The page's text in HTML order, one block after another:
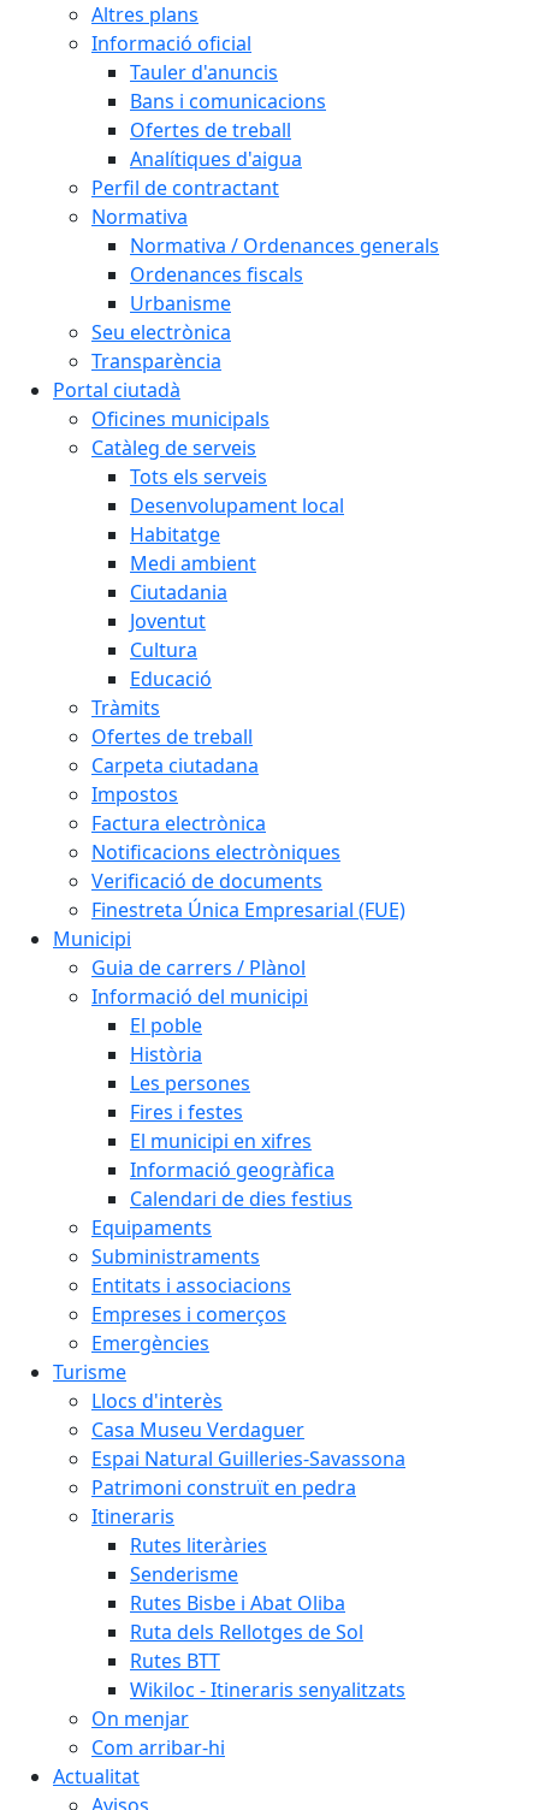
Altres plans
Informació oficial
Tauler d'anuncis
Bans i comunicacions
Ofertes de treball
Analítiques d'aigua
Perfil de contractant
Normativa
Normativa / Ordenances generals
Ordenances fiscals
Urbanisme
Seu electrònica
Transparència
Portal ciutadà
Oficines municipals
Catàleg de serveis
Tots els serveis
Desenvolupament local
Habitatge
Medi ambient
Ciutadania
Joventut
Cultura
Educació
Tràmits
Ofertes de treball
Carpeta ciutadana
Impostos
Factura electrònica
Notificacions electròniques
Verificació de documents
Finestreta Única Empresarial (FUE)
Municipi
Guia de carrers / Plànol
Informació del municipi
El poble
Història
Les persones
Fires i festes
El municipi en xifres
Informació geogràfica
Calendari de dies festius
Equipaments
Subministraments
Entitats i associacions
Empreses i comerços
Emergències
Turisme
Llocs d'interès
Casa Museu Verdaguer
Espai Natural Guilleries-Savassona
Patrimoni construït en pedra
Itineraris
Rutes literàries
Senderisme
Rutes Bisbe i Abat Oliba
Ruta dels Rellotges de Sol
Rutes BTT
Wikiloc - Itineraris senyalitzats
On menjar
Com arribar-hi
Actualitat